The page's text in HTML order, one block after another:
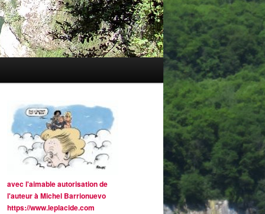
avec l'aimable autorisation de
l'auteur à Michel Barrionuevo
https://www.leplacide.com